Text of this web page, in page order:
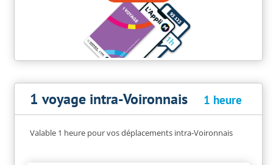
1 voyage intra-Voironnais 1 heure
Valable 1 heure pour vos déplacements intra-Voironnais